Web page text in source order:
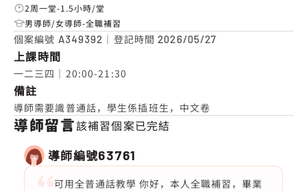
2周一堂-1.5小時/堂
男導師/女導師-全職補習
個案編號 A349392 ｜登記時間2026/05/27
上課時間
一二三四｜20:00-21:30
備註
導師需要識普通話，學生係插班生，中文卷
導師留言該補習個案已完結
導師編號63761
可用全普通話教學 你好，本人全職補習，畢業